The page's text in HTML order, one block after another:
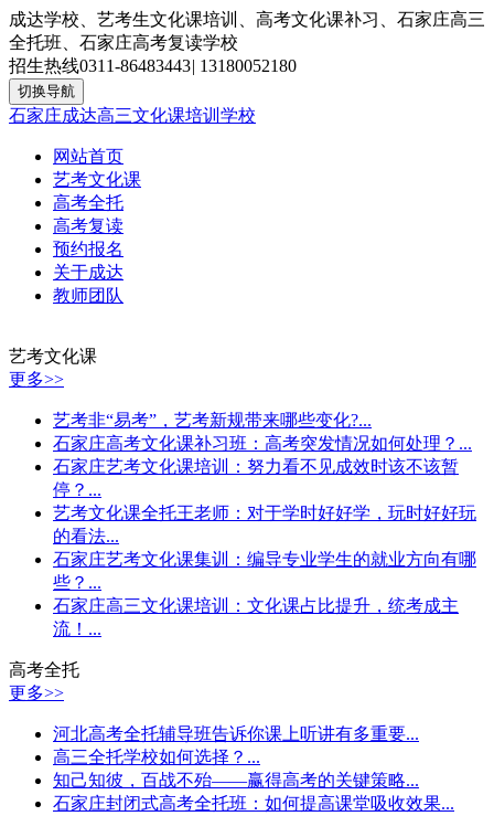
成达学校、艺考生文化课培训、高考文化课补习、石家庄高三
全托班、石家庄高考复读学校
招生热线0311-86483443| 13180052180
切换导航
石家庄成达高三文化课培训学校
网站首页
艺考文化课
高考全托
高考复读
预约报名
关于成达
教师团队
艺考文化课
更多>>
艺考非“易考”，艺考新规带来哪些变化?...
石家庄高考文化课补习班：高考突发情况如何处理？...
石家庄艺考文化课培训：努力看不见成效时该不该暂
停？...
艺考文化课全托王老师：对于学时好好学，玩时好好玩
的看法...
石家庄艺考文化课集训：编导专业学生的就业方向有哪
些？...
石家庄高三文化课培训：文化课占比提升，统考成主
流！...
高考全托
更多>>
河北高考全托辅导班告诉你课上听讲有多重要...
高三全托学校如何选择？...
知己知彼，百战不殆——赢得高考的关键策略...
石家庄封闭式高考全托班：如何提高课堂吸收效果...